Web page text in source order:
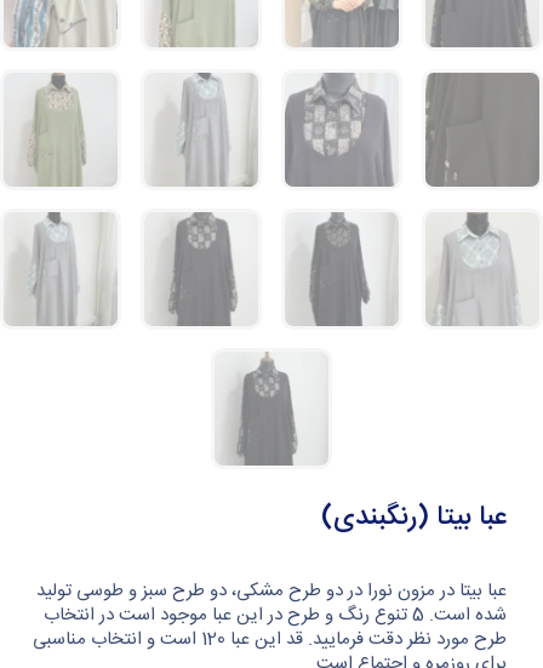
عبا بیتا (رنگبندی)
عبا بیتا در مزون نورا در دو طرح مشکی، دو طرح سبز و طوسی تولید
شده است. 5 تنوع رنگ و طرح در این عبا موجود است در انتخاب
طرح مورد نظر دقت فرمایید. قد این عبا 120 است و انتخاب مناسبی